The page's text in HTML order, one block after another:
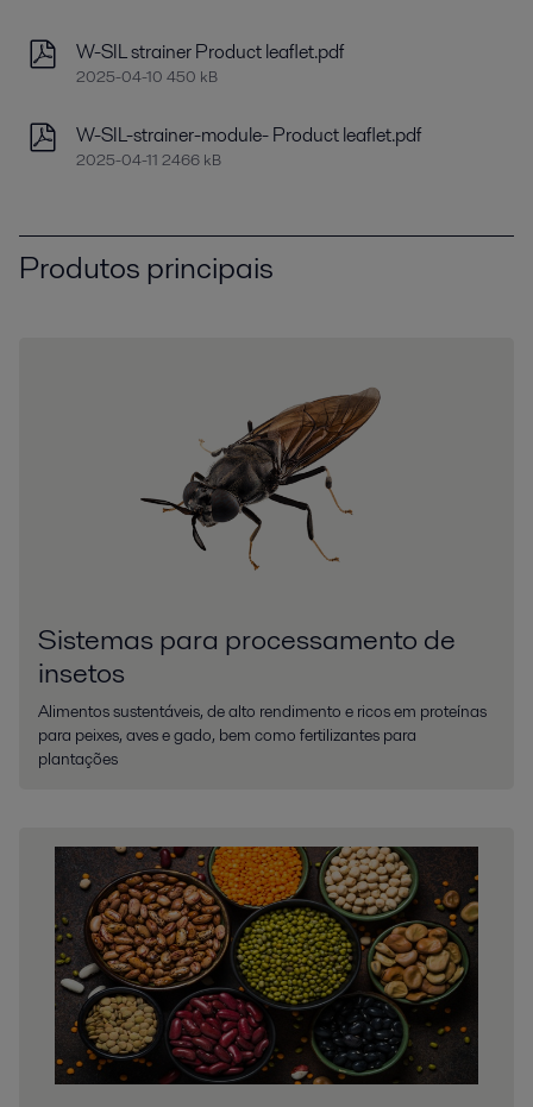
W-SIL strainer Product leaflet.pdf
2025-04-10 450 kB
W-SIL-strainer-module- Product leaflet.pdf
2025-04-11 2466 kB
Produtos principais
Sistemas para processamento de
insetos
Alimentos sustentáveis, de alto rendimento e ricos em proteínas
para peixes, aves e gado, bem como fertilizantes para
plantações